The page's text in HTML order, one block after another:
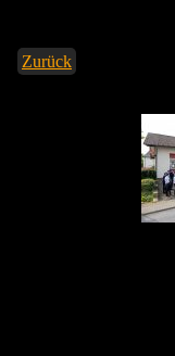
Zurück